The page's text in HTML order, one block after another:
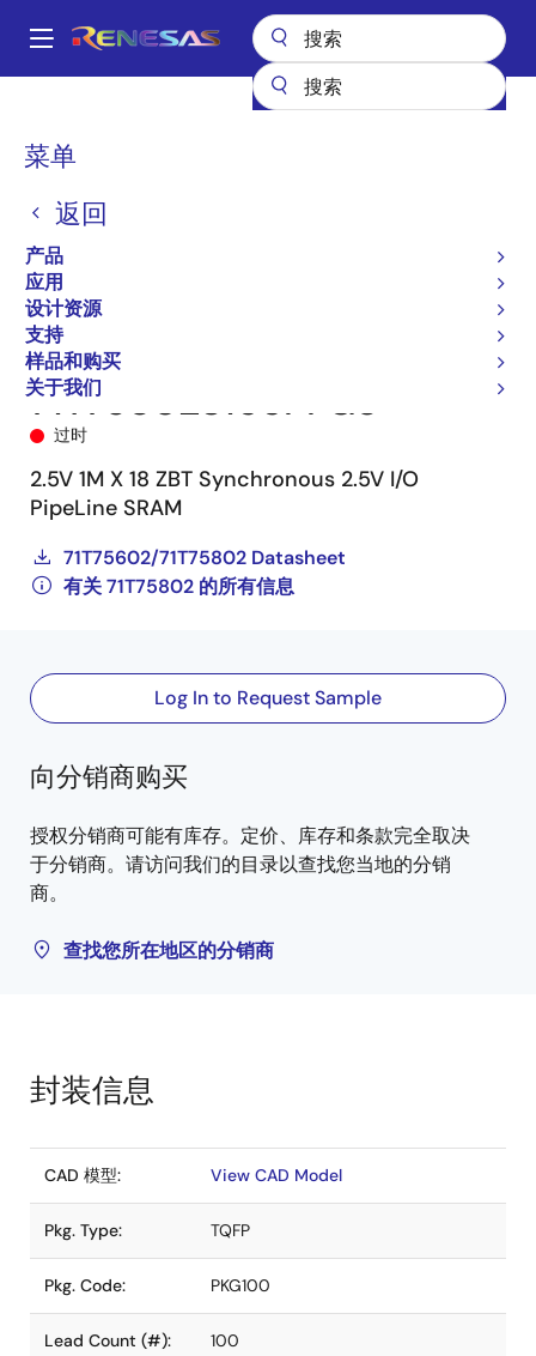
到
Main
菜单
返回
产品
应用
设计资源
支持
样品和购买
关于我们
面
屑
零总线反转（ZBT）
71T75802
71T75802S166PFG8
过时
2.5V 1M X 18 ZBT Synchronous 2.5V I/O
PipeLine SRAM
71T75602/71T75802 Datasheet
有关 71T75802 的所有信息
Log In to Request Sample
向分销商购买
授权分销商可能有库存。定价、库存和条款完全取决
于分销商。请访问我们的目录以查找您当地的分销
商。
查找您所在地区的分销商
封装信息
CAD 模型: View CAD Model
Pkg. Type: TQFP
Pkg. Code: PKG100
Lead Count (#): 100